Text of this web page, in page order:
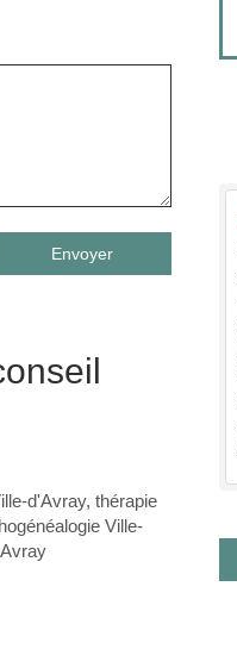
Envoyer
d'Avray,thérapie
Ville-